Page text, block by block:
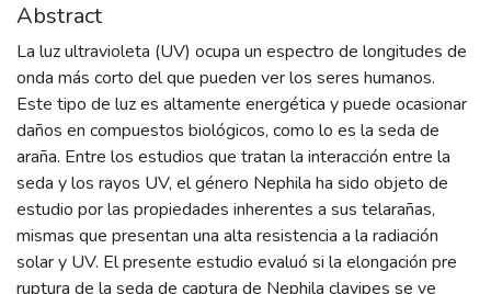
Abstract
La luz ultravioleta (UV) ocupa un espectro de longitudes de
onda más corto del que pueden ver los seres humanos.
Este tipo de luz es altamente energética y puede ocasionar
daños en compuestos biológicos, como lo es la seda de
araña. Entre los estudios que tratan la interacción entre la
seda y los rayos UV, el género Nephila ha sido objeto de
estudio por las propiedades inherentes a sus telarañas,
mismas que presentan una alta resistencia a la radiación
solar y UV. El presente estudio evaluó si la elongación pre
ruptura de la seda de captura de Nephila clavipes se ve